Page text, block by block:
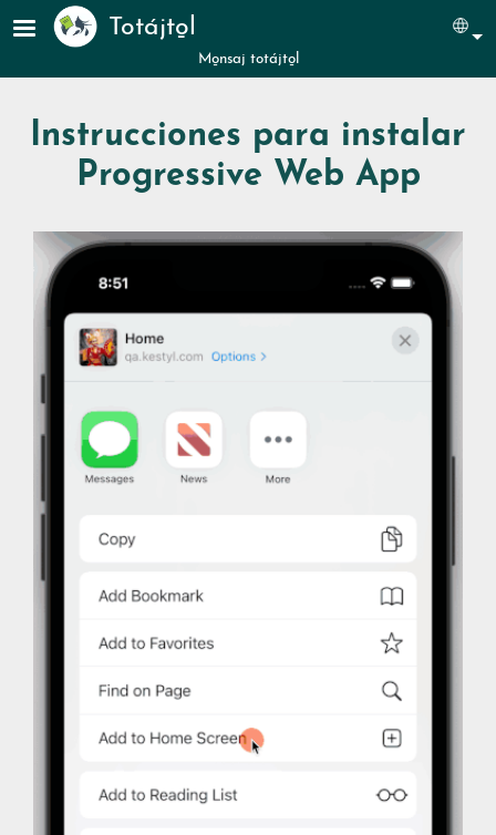
Pasar al contenido principal
Totájto̱l
Mo̱nsaj totájto̱l
Instrucciones para instalar
Progressive Web App